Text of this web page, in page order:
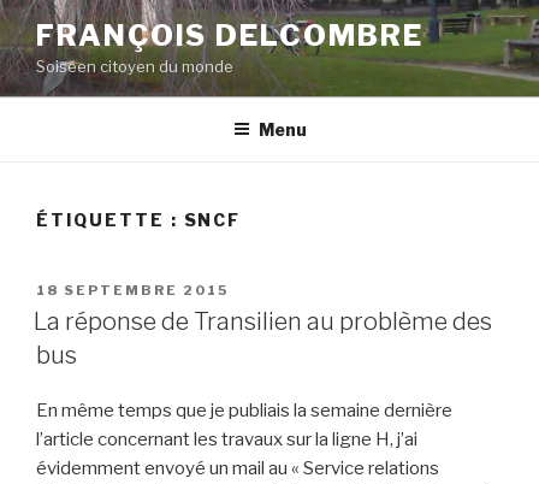
Aller
au
contenu
principal
FRANÇOIS DELCOMBRE
Soiséen citoyen du monde
Menu
ÉTIQUETTE : SNCF
PUBLIÉ
LE
18 SEPTEMBRE 2015
La réponse de Transilien au problème des
bus
En même temps que je publiais la semaine dernière
l’article concernant les travaux sur la ligne H, j’ai
évidemment envoyé un mail au « Service relations